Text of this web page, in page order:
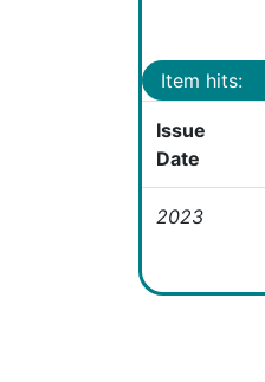
Item hits:
Issue
Date
2023